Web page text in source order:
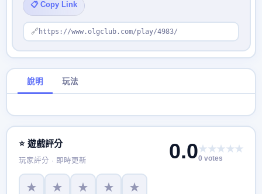
📋 Copy Link
🔗 https://www.olgclub.com/play/4983/
說明 玩法
⭐ 遊戲評分
玩家評分 · 即時更新 0.0★★★★★
0 votes
★ ★ ★ ★ ★